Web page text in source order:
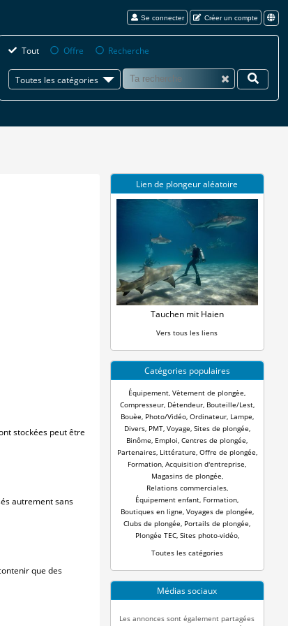
Se connecter Créer un compte
Tout Offre Recherche
Toutes les catégories
stockées peut être
autrement sans
que des
Lien de plongeur aléatoire
Tauchen mit Haien
Vers tous les liens
Catégories populaires
Équipement Vètement de plongèe
Compresseur, Détendeur, Bouteille/Lest,
Bouèe Photo/Vidéo, Ordinateur, Lampe
Divers, PMT, Voyage Sites de plongée
Binôme Emploi Centres de plongée
Partenaires, Littérature Offre de plongée
Formation Acquisition d'entreprise
Magasins de plongée
Relations commerciales,
Équipement enfant Formation
Boutiques en ligne Voyages de plongée
Clubs de plongée Portails de plongée
Plongée TEC, Sites photo-vidéo,
Toutes les catégories
Médias sociaux
Les annonces sont également partagées